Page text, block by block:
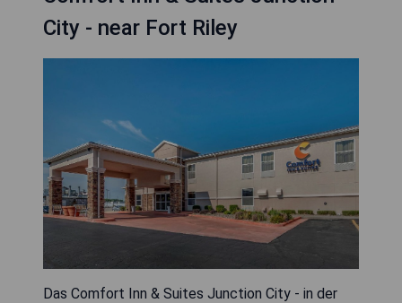
City - near Fort Riley
Das Comfort Inn & Suites Junction City - in der